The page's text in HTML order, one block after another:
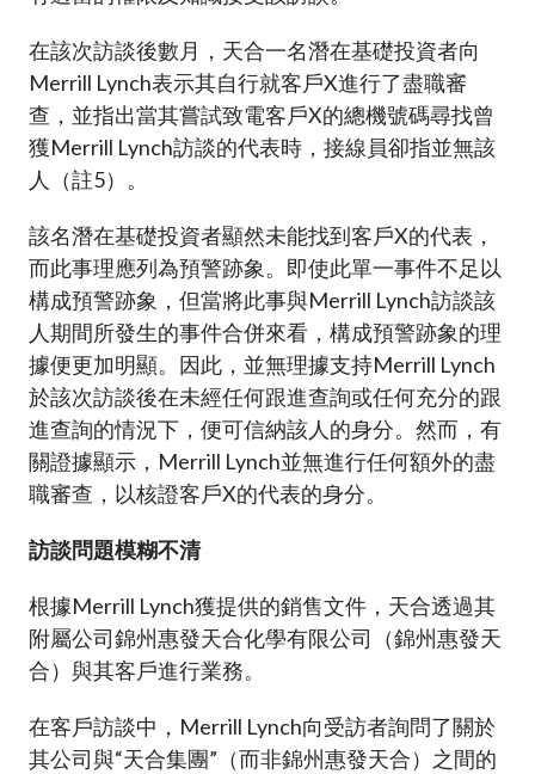
在該次訪談後數月，天合一名潛在基礎投資者向
Merrill Lynch表示其自行就客戶X進行了盡職審
查，並指出當其嘗試致電客戶X的總機號碼尋找曾
獲Merrill Lynch訪談的代表時，接線員卻指並無該
人（註5）。
該名潛在基礎投資者顯然未能找到客戶X的代表，
而此事理應列為預警跡象。即使此單一事件不足以
構成預警跡象，但當將此事與Merrill Lynch訪談該
人期間所發生的事件合併來看，構成預警跡象的理
據便更加明顯。因此，並無理據支持Merrill Lynch
於該次訪談後在未經任何跟進查詢或任何充分的跟
進查詢的情況下，便可信納該人的身分。然而，有
關證據顯示，Merrill Lynch並無進行任何額外的盡
職審查，以核證客戶X的代表的身分。
訪談問題模糊不清
根據Merrill Lynch獲提供的銷售文件，天合透過其
附屬公司錦州惠發天合化學有限公司（錦州惠發天
合）與其客戶進行業務。
在客戶訪談中，Merrill Lynch向受訪者詢問了關於
其公司與“天合集團”（而非錦州惠發天合）之間的